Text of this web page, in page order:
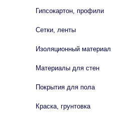
Гипсокартон, профили
Сетки, ленты
Изоляционный материал
Материалы для стен
Покрытия для пола
Краска, грунтовка